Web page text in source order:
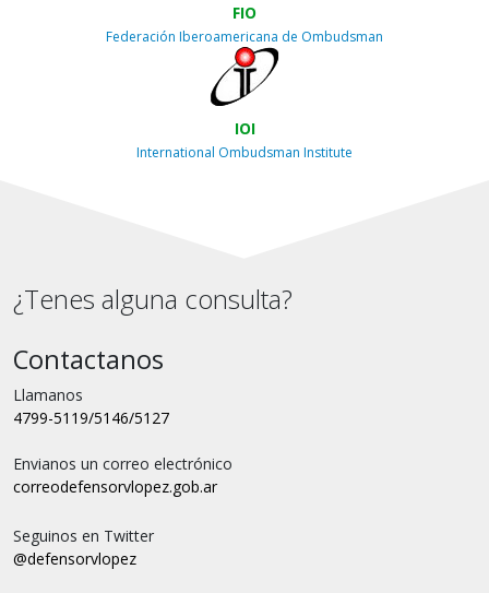
FIO
Federación Iberoamericana de Ombudsman
IOI
International Ombudsman Institute
¿Tenes alguna consulta?
Contactanos
Llamanos
4799-5119/5146/5127
Envianos un correo electrónico
correodefensorvlopez.gob.ar
Seguinos en Twitter
@defensorvlopez